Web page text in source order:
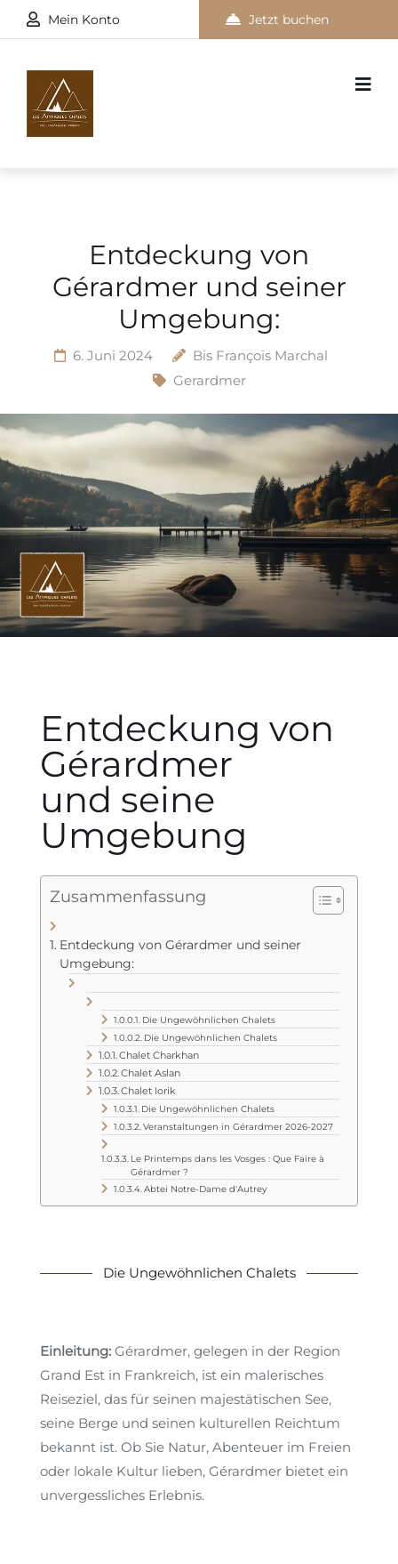
Mein Konto Jetzt buchen
Entdeckung von
Gérardmer und seiner
Umgebung:
6. Juni 2024 Bis François Marchal
Gerardmer
Entdeckung von
Gérardmer
und seine
Umgebung
Zusammenfassung
Entdeckung von Gérardmer und seiner
Umgebung:
Die Ungewöhnlichen Chalets
Die Ungewöhnlichen Chalets
Chalet Charkhan
Chalet Aslan
Chalet Iorik
Die Ungewöhnlichen Chalets
Veranstaltungen in Gérardmer 2026-2027
Le Printemps dans les Vosges : Que Faire à
Gérardmer ?
Abtei Notre-Dame d'Autrey
Die Ungewöhnlichen Chalets
Einleitung: Gérardmer, gelegen in der Region
Grand Est in Frankreich, ist ein malerisches
Reiseziel, das für seinen majestätischen See,
seine Berge und seinen kulturellen Reichtum
bekannt ist. Ob Sie Natur, Abenteuer im Freien
oder lokale Kultur lieben, Gérardmer bietet ein
unvergessliches Erlebnis.